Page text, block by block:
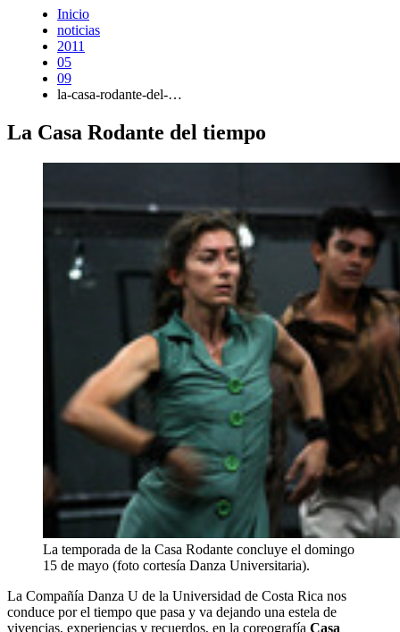
Inicio
noticias
2011
05
09
la-casa-rodante-del-…
La Casa Rodante del tiempo
La temporada de la Casa Rodante concluye el domingo
15 de mayo (foto cortesía Danza Universitaria).
La Compañía Danza U de la Universidad de Costa Rica nos
conduce por el tiempo que pasa y va dejando una estela de
vivencias, experiencias y recuerdos, en la coreografía Casa